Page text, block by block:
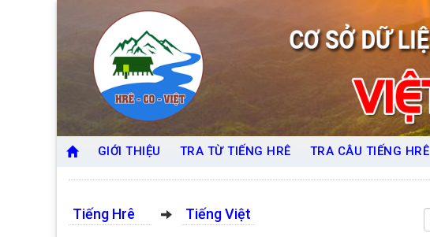
GIỚI THIỆU TRA TỪ TIẾNG HRÊ TRA CÂU TIẾNG HRÊ
Tiếng Hrê Tiếng Việt